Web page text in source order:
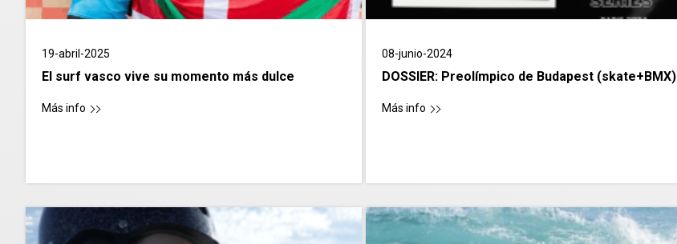
19-abril-2025
El surf vasco vive su momento más dulce
Más info
08-junio-2024
DOSSIER: Preolímpico de Budapest (skate+BMX)
Más info